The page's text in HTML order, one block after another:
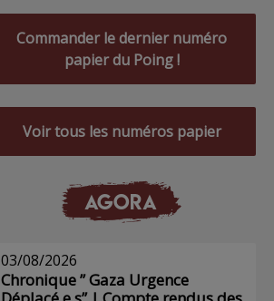
Commander le dernier numéro
papier du Poing !
Voir tous les numéros papier
AGORA
03/08/2026
Chronique ” Gaza Urgence